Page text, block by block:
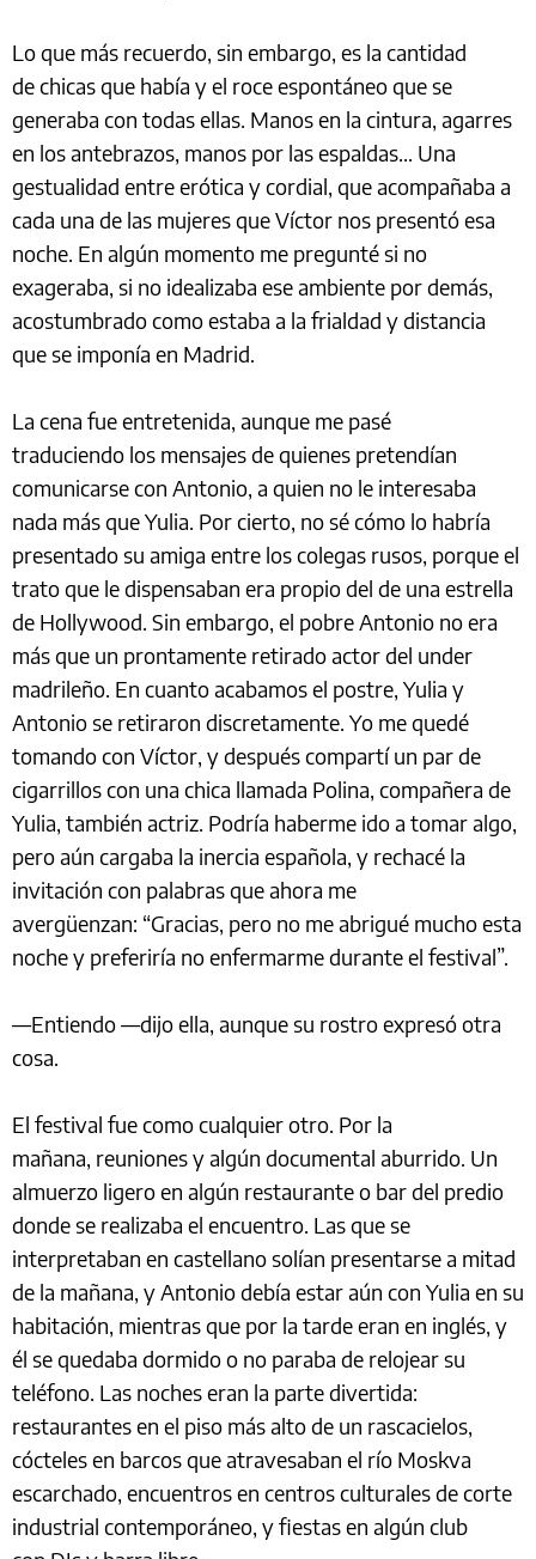
Lo que más recuerdo, sin embargo, es la cantidad
de chicas que había y el roce espontáneo que se
generaba con todas ellas. Manos en la cintura, agarres
en los antebrazos, manos por las espaldas... Una
gestualidad entre erótica y cordial, que acompañaba a
cada una de las mujeres que Víctor nos presentó esa
noche. En algún momento me pregunté si no
exageraba, si no idealizaba ese ambiente por demás,
acostumbrado como estaba a la frialdad y distancia
que se imponía en Madrid.
La cena fue entretenida, aunque me pasé
traduciendo los mensajes de quienes pretendían
comunicarse con Antonio, a quien no le interesaba
nada más que Yulia. Por cierto, no sé cómo lo habría
presentado su amiga entre los colegas rusos, porque el
trato que le dispensaban era propio del de una estrella
de Hollywood. Sin embargo, el pobre Antonio no era
más que un prontamente retirado actor del under
madrileño. En cuanto acabamos el postre, Yulia y
Antonio se retiraron discretamente. Yo me quedé
tomando con Víctor, y después compartí un par de
cigarrillos con una chica llamada Polina, compañera de
Yulia, también actriz. Podría haberme ido a tomar algo,
pero aún cargaba la inercia española, y rechacé la
invitación con palabras que ahora me
avergüenzan: “Gracias, pero no me abrigué mucho esta
noche y preferiría no enfermarme durante el festival”.
—Entiendo —dijo ella, aunque su rostro expresó otra
cosa.
El festival fue como cualquier otro. Por la
mañana, reuniones y algún documental aburrido. Un
almuerzo ligero en algún restaurante o bar del predio
donde se realizaba el encuentro. Las que se
interpretaban en castellano solían presentarse a mitad
de la mañana, y Antonio debía estar aún con Yulia en su
habitación, mientras que por la tarde eran en inglés, y
él se quedaba dormido o no paraba de relojear su
teléfono. Las noches eran la parte divertida:
restaurantes en el piso más alto de un rascacielos,
cócteles en barcos que atravesaban el río Moskva
escarchado, encuentros en centros culturales de corte
industrial contemporáneo, y fiestas en algún club